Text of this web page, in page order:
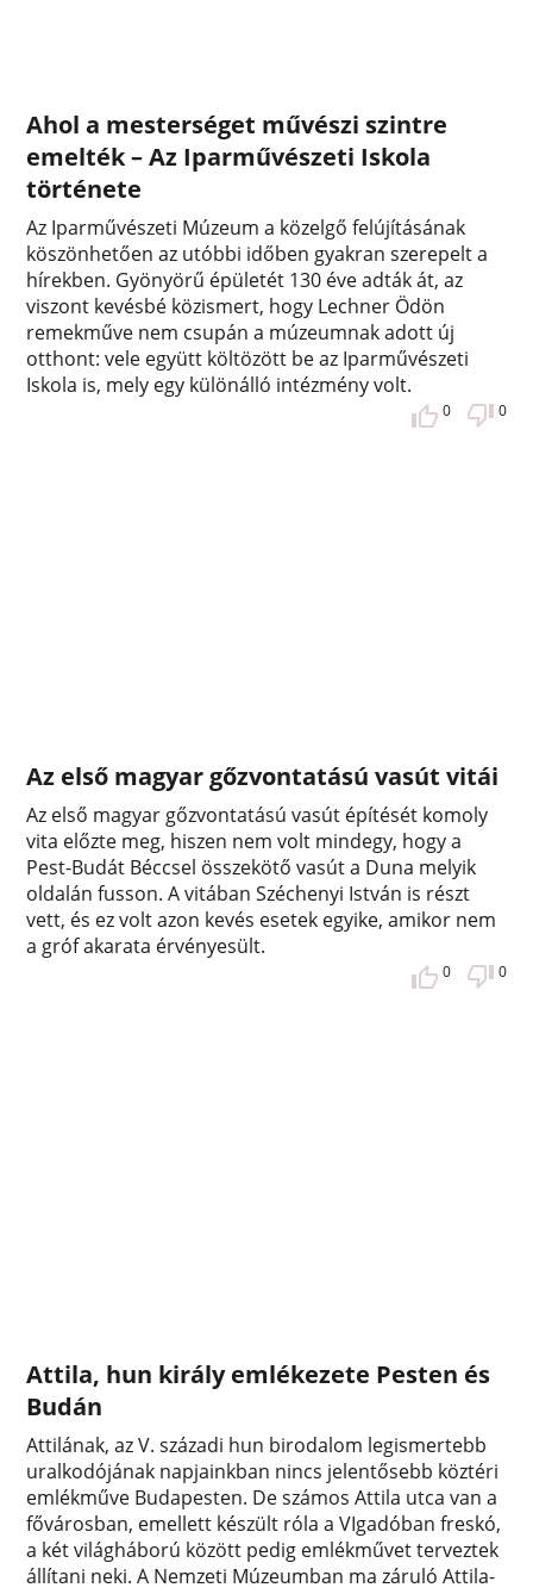
Ahol a mesterséget művészi szintre
emelték – Az Iparművészeti Iskola
története
Az Iparművészeti Múzeum a közelgő felújításának
köszönhetően az utóbbi időben gyakran szerepelt a
hírekben. Gyönyörű épületét 130 éve adták át, az
viszont kevésbé közismert, hogy Lechner Ödön
remekműve nem csupán a múzeumnak adott új
otthont: vele együtt költözött be az Iparművészeti
Iskola is, mely egy különálló intézmény volt.
0 0
Az első magyar gőzvontatású vasút vitái
Az első magyar gőzvontatású vasút építését komoly
vita előzte meg, hiszen nem volt mindegy, hogy a
Pest-Budát Béccsel összekötő vasút a Duna melyik
oldalán fusson. A vitában Széchenyi István is részt
vett, és ez volt azon kevés esetek egyike, amikor nem
a gróf akarata érvényesült.
0 0
Attila, hun király emlékezete Pesten és
Budán
Attilának, az V. századi hun birodalom legismertebb
uralkodójának napjainkban nincs jelentősebb köztéri
emlékműve Budapesten. De számos Attila utca van a
fővárosban, emellett készült róla a VIgadóban freskó,
a két világháború között pedig emlékművet terveztek
állítani neki. A Nemzeti Múzeumban ma záruló Attila-